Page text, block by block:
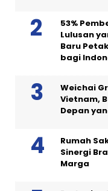
53%
Lulusan
Baru
bagi
Weichai
Vietnam,
Depan
Rumah
Sinergi
Marga